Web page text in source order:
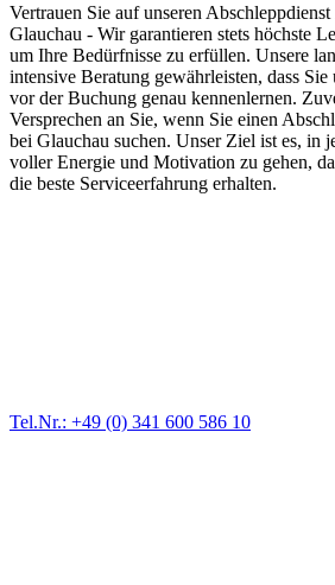
Vertrauen Sie auf unseren
Glauchau - Wir garantieren stets höchste
um Ihre Bedürfnisse zu erfüllen. Unsere
intensive Beratung gewährleisten, dass Sie
vor der Buchung genau kennenlernen.
Versprechen an Sie, wenn Sie einen
bei Glauchau suchen. Unser Ziel ist es, in
voller Energie und Motivation zu gehen,
die beste Serviceerfahrung erhalten.
Tel.Nr.: +49 (0) 341 600 586 10